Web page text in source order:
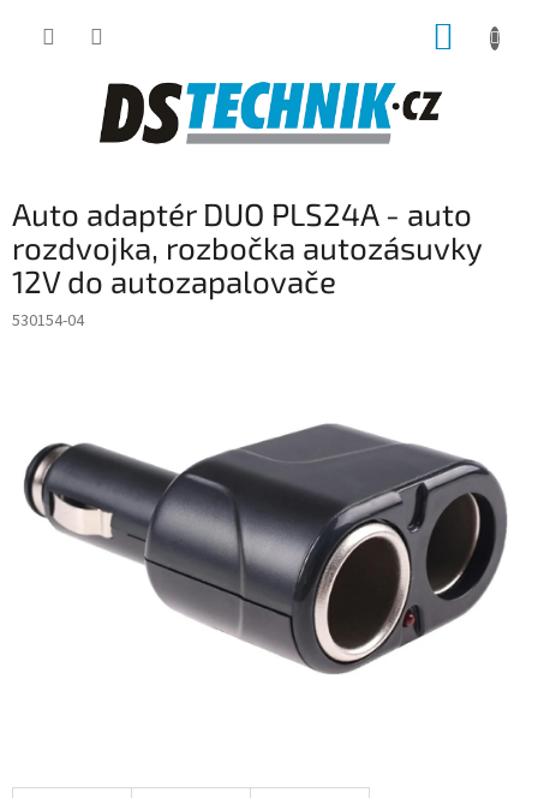
Auto adaptér DUO PLS24A - auto
rozdvojka, rozbočka autozásuvky
12V do autozapalovače
530154-04